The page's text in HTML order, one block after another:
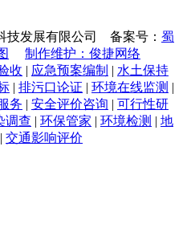
技发展有限公司 备案号： 蜀
制作维护：俊捷网络
收 | 应急预案编制 | 水土保持
| 排污口论证 | 环境在线监测 |
务 | 安全评价咨询 | 可行性研
调查 | 环保管家 | 环境检测 | 地
| 交通影响评价